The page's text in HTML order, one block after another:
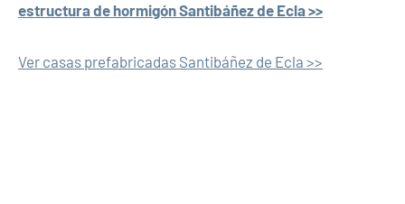
estructura de hormigón Santibáñez de Ecla >>
Ver casas prefabricadas Santibáñez de Ecla >>